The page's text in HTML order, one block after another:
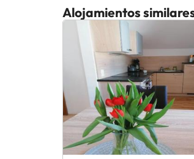
Alojamientos